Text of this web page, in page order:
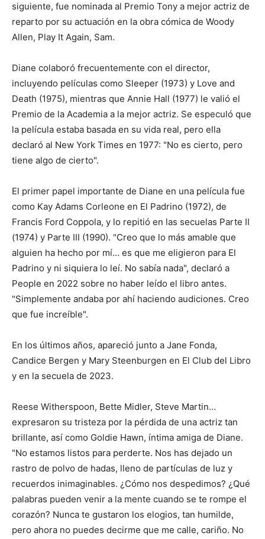
siguiente, fue nominada al Premio Tony a mejor actriz de
reparto por su actuación en la obra cómica de Woody
Allen, Play It Again, Sam.
Diane colaboró frecuentemente con el director,
incluyendo películas como Sleeper (1973) y Love and
Death (1975), mientras que Annie Hall (1977) le valió el
Premio de la Academia a la mejor actriz. Se especuló que
la película estaba basada en su vida real, pero ella
declaró al New York Times en 1977: "No es cierto, pero
tiene algo de cierto".
El primer papel importante de Diane en una película fue
como Kay Adams Corleone en El Padrino (1972), de
Francis Ford Coppola, y lo repitió en las secuelas Parte II
(1974) y Parte III (1990). "Creo que lo más amable que
alguien ha hecho por mí… es que me eligieron para El
Padrino y ni siquiera lo leí. No sabía nada", declaró a
People en 2022 sobre no haber leído el libro antes.
"Simplemente andaba por ahí haciendo audiciones. Creo
que fue increíble".
En los últimos años, apareció junto a Jane Fonda,
Candice Bergen y Mary Steenburgen en El Club del Libro
y en la secuela de 2023.
Reese Witherspoon, Bette Midler, Steve Martin…
expresaron su tristeza por la pérdida de una actriz tan
brillante, así como Goldie Hawn, íntima amiga de Diane.
"No estamos listos para perderte. Nos has dejado un
rastro de polvo de hadas, lleno de partículas de luz y
recuerdos inimaginables. ¿Cómo nos despedimos? ¿Qué
palabras pueden venir a la mente cuando se te rompe el
corazón? Nunca te gustaron los elogios, tan humilde,
pero ahora no puedes decirme que me calle, cariño. No